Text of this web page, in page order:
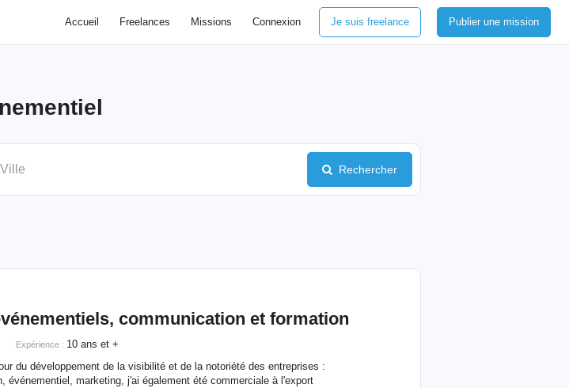
Accueil Freelances Missions Connexion Je suis freelance Publier une mission
Rechercher
communication et formation
Expérience : 10 ans et +
du développement de la visibilité et de la notoriété des entreprises :
événementiel, marketing, j'ai également été commerciale à l'export